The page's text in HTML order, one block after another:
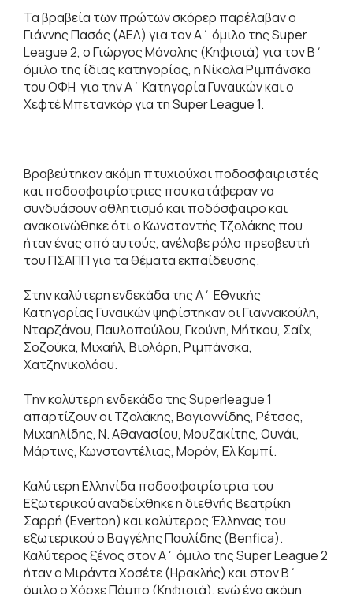
Τα βραβεία των πρώτων σκόρερ παρέλαβαν ο
Γιάννης Πασάς (ΑΕΛ) για τον Α΄ όμιλο της Super
League 2, ο Γιώργος Μάναλης (Κηφισιά) για τον Β΄
όμιλο της ίδιας κατηγορίας, η Νίκολα Ριμπάνσκα
του ΟΦΗ για την Α΄ Κατηγορία Γυναικών και ο
Χεφτέ Μπετανκόρ για τη Super League 1.
Βραβεύτηκαν ακόμη πτυχιούχοι ποδοσφαιριστές
και ποδοσφαιρίστριες που κατάφεραν να
συνδυάσουν αθλητισμό και ποδόσφαιρο και
ανακοινώθηκε ότι ο Κωνσταντής Τζολάκης που
ήταν ένας από αυτούς, ανέλαβε ρόλο πρεσβευτή
του ΠΣΑΠΠ για τα θέματα εκπαίδευσης.
Στην καλύτερη ενδεκάδα της Α΄ Εθνικής
Κατηγορίας Γυναικών ψηφίστηκαν οι Γιαννακούλη,
Νταρζάνου, Παυλοπούλου, Γκούνη, Μήτκου, Σαΐχ,
Σοζούκα, Μιχαήλ, Βιολάρη, Ριμπάνσκα,
Χατζηνικολάου.
Tην καλύτερη ενδεκάδα της Superleague 1
απαρτίζουν οι Τζολάκης, Βαγιαννίδης, Ρέτσος,
Μιχαηλίδης, Ν. Αθανασίου, Μουζακίτης, Ουνάι,
Μάρτινς, Κωνσταντέλιας, Μορόν, Ελ Καμπί.
Καλύτερη Ελληνίδα ποδοσφαιρίστρια του
Εξωτερικού αναδείχθηκε η διεθνής Βεατρίκη
Σαρρή (Everton) και καλύτερος Έλληνας του
εξωτερικού ο Βαγγέλης Παυλίδης (Benfica).
Καλύτερος ξένος στον Α΄ όμιλο της Super League 2
ήταν ο Μιράντα Χοσέτε (Ηρακλής) και στον Β΄
όμιλο ο Χόρχε Πόμπο (Κηφισιά), ενώ ένα ακόμη